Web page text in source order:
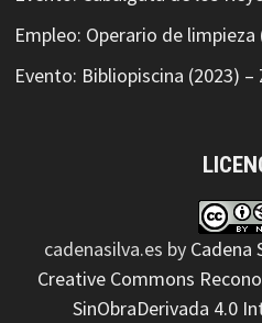
Empleo: Operario de
Evento: Bibliopiscina (2023) –
cadenasilva.es by Cadena
Creative Commons
SinObraDerivada 4.0